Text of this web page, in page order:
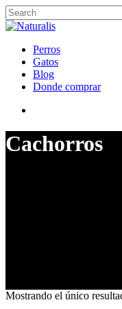
Perros
Gatos
Blog
Donde comprar
Cachorros
Mostrando el único